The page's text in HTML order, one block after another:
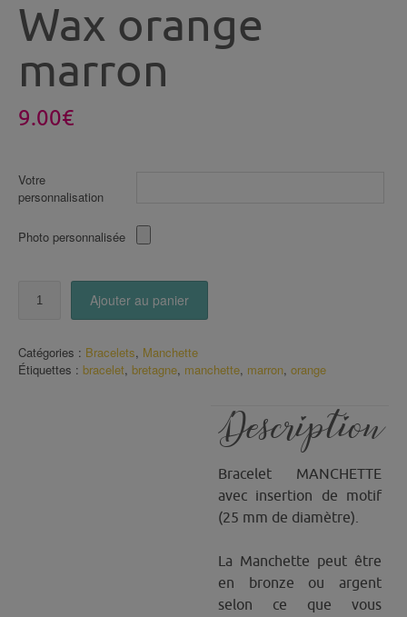
Wax orange
marron
9.00€
Votre
personnalisation
Photo personnalisée
Manchette
Wax
orange
Ajouter au panier
Catégories : Bracelets, Manchette
Étiquettes : bracelet, bretagne, manchette, marron, orange
Description
Bracelet MANCHETTE
avec insertion de motif
(25 mm de diamètre).
La Manchette peut être
en bronze ou argent
selon ce que vous